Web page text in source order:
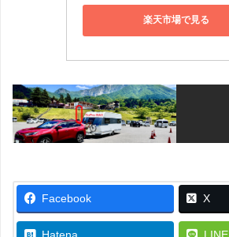
楽天市場で見る
Facebook X
Hatena LINE